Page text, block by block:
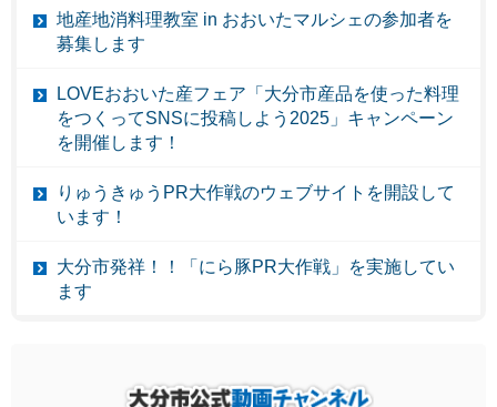
地産地消料理教室 in おおいたマルシェの参加者を
募集します
LOVEおおいた産フェア「大分市産品を使った料理
をつくってSNSに投稿しよう2025」キャンペーン
を開催します！
りゅうきゅうPR大作戦のウェブサイトを開設して
います！
大分市発祥！！「にら豚PR大作戦」を実施してい
ます